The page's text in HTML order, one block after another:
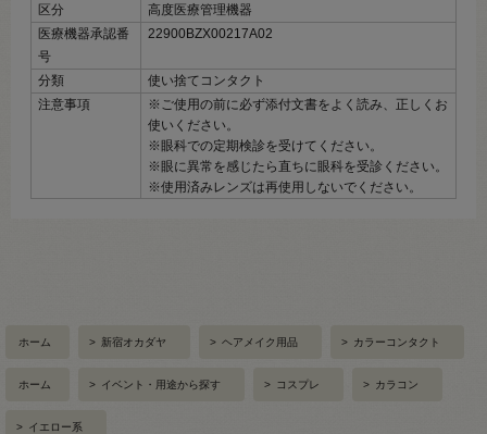
区分
高度医療管理機器
医療機器承認番
号
22900BZX00217A02
分類
使い捨てコンタクト
注意事項
※ご使用の前に必ず添付文書をよく読み、正しくお
使いください。
※眼科での定期検診を受けてください。
※眼に異常を感じたら直ちに眼科を受診ください。
※使用済みレンズは再使用しないでください。
ホーム > 新宿オカダヤ > ヘアメイク用品 > カラーコンタクト
ホーム > イベント・用途から探す > コスプレ > カラコン
> イエロー系